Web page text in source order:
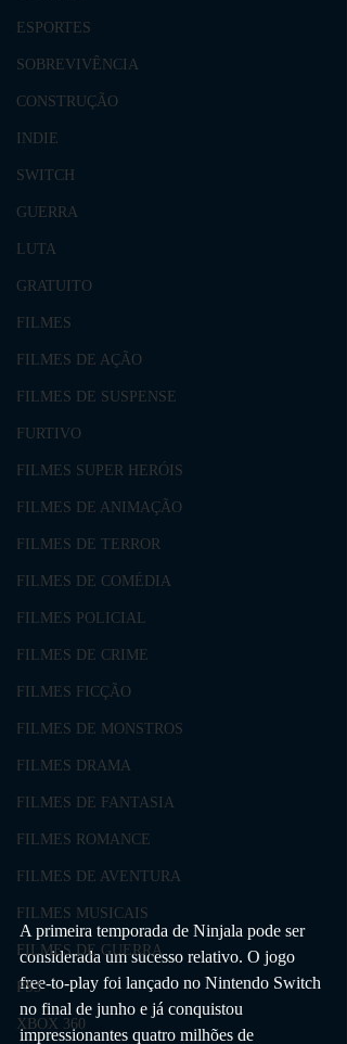
ESPORTES
SOBREVIVÊNCIA
CONSTRUÇÃO
INDIE
SWITCH
GUERRA
LUTA
GRATUITO
FILMES
FILMES DE AÇÃO
FILMES DE SUSPENSE
FURTIVO
FILMES SUPER HERÓIS
FILMES DE ANIMAÇÃO
FILMES DE TERROR
FILMES DE COMÉDIA
FILMES POLICIAL
FILMES DE CRIME
FILMES FICÇÃO
FILMES DE MONSTROS
FILMES DRAMA
FILMES DE FANTASIA
FILMES ROMANCE
FILMES DE AVENTURA
FILMES MUSICAIS
FILMES DE GUERRA
PS3
XBOX 360
A primeira temporada de Ninjala pode ser
considerada um sucesso relativo. O jogo
free-to-play foi lançado no Nintendo Switch
no final de junho e já conquistou
impressionantes quatro milhões de